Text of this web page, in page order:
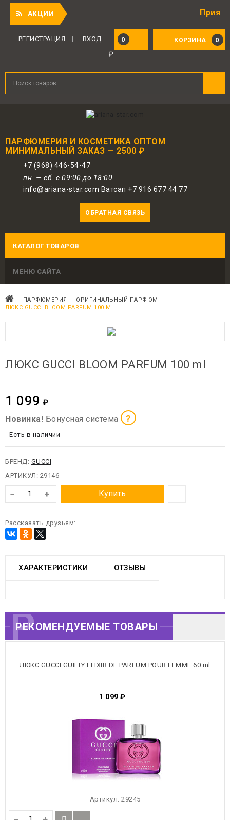
АКЦИИ Приятный
КОРЗИНА 0
0
РЕГИСТРАЦИЯ
ВХОД
₽
ПАРФЮМЕРИЯ И КОСМЕТИКА ОПТОМ
МИНИМАЛЬНЫЙ ЗАКАЗ — 2500 ₽
+7 (968) 446-54-47
пн. — сб. с 09:00 до 18:00
info@ariana-star.com Ватсап +7 916 677 44 77
ОБРАТНАЯ СВЯЗЬ
КАТАЛОГ ТОВАРОВ
МЕНЮ САЙТА
ПАРФЮМЕРИЯ
ОРИГИНАЛЬНЫЙ ПАРФЮМ
ЛЮКС GUCCI BLOOM PARFUM 100 ML
ЛЮКС GUCCI BLOOM PARFUM 100 ml
1 099 ₽
Новинка! Бонусная система ?
Для авторизованных пользователей
предоставляется 1 бонус за 100 руб.
от совершенной покупки. Бонусами
Есть в наличии
БРЕНД: GUCCI
АРТИКУЛ: 29146
− + Купить
Рассказать друзьям:
ХАРАКТЕРИСТИКИ ОТЗЫВЫ
РЕКОМЕНДУЕМЫЕ
ТОВАРЫ
РЕКОМЕНДУЕМЫЕ ТОВАРЫ
ЛЮКС GUCCI GUILTY ELIXIR DE PARFUM POUR FEMME 60 ml
1 099 ₽
Артикул: 29245